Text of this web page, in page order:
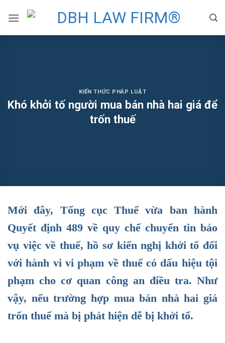
KIẾN THỨC PHÁP LUẬT
Khó khởi tố người mua bán nhà hai giá để
trốn thuế
Mới đây, Tổng cục Thuế vừa ban hành
Quyết định 489 về quy chế chuyển tin báo
vụ việc về thuế, hồ sơ kiến nghị khởi tố đối
với hành vi vi phạm về thuế có dấu hiệu tội
phạm cho cơ quan công an điều tra. Như
vậy, nếu trường hợp mua bán nhà hai giá
trốn thuế mà bị phát hiện dễ bị khởi tố.